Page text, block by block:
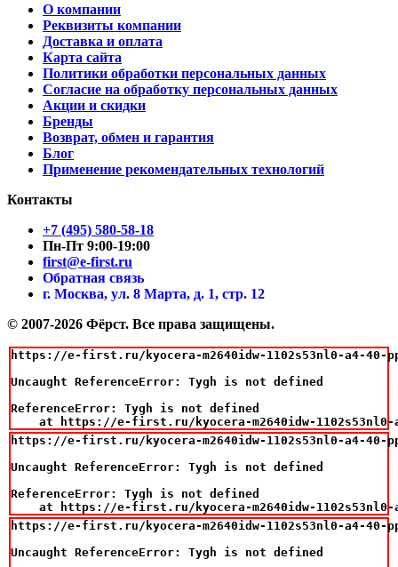
О компании
Реквизиты компании
Доставка и оплата
Карта сайта
Политики обработки персональных данных
Согласие на обработку персональных данных
Акции и скидки
Бренды
Возврат, обмен и гарантия
Блог
Применение рекомендательных технологий
Контакты
+7 (495) 580-58-18
Пн-Пт 9:00-19:00
first@e-first.ru
Обратная связь
г. Москва, ул. 8 Марта, д. 1, стр. 12
© 2007-2026 Фёрст. Все права защищены.
https://e-first.ru/kyocera-m2640idw-1102s53nl0-a4-40-
Uncaught ReferenceError: Tygh is not defined
ReferenceError: Tygh is not defined
at https://e-first.ru/kyocera-m2640idw-
https://e-first.ru/kyocera-m2640idw-1102s53nl0-a4-40-
Uncaught ReferenceError: Tygh is not defined
ReferenceError: Tygh is not defined
at https://e-first.ru/kyocera-m2640idw-
https://e-first.ru/kyocera-m2640idw-1102s53nl0-a4-40-
Uncaught ReferenceError: Tygh is not defined